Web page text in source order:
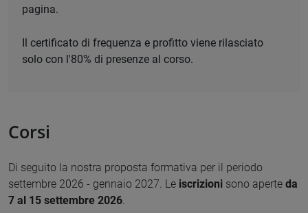
pagina.
Il certificato di frequenza e profitto viene rilasciato
solo con l'80% di presenze al corso.
Corsi
Di seguito la nostra proposta formativa per il periodo
settembre 2026 - gennaio 2027. Le iscrizioni sono aperte da
7 al 15 settembre 2026